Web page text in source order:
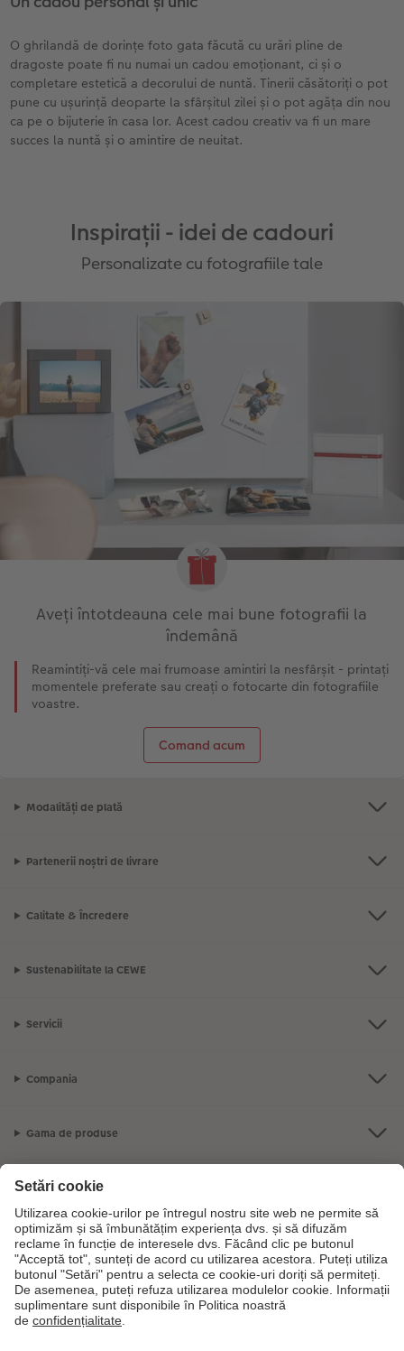
O ghrilandă de dorințe foto gata făcută cu urări pline de
dragoste poate fi nu numai un cadou emoționant, ci și o
completare estetică a decorului de nuntă. Tinerii căsătoriți o pot
pune cu ușurință deoparte la sfârșitul zilei și o pot agăța din nou
ca pe o bijuterie în casa lor. Acest cadou creativ va fi un mare
succes la nuntă și o amintire de neuitat.
Inspirații - idei de cadouri
Personalizate cu fotografiile tale
Aveți întotdeauna cele mai bune fotografii la
îndemână
Reamintiți-vă cele mai frumoase amintiri la nesfârșit - printați
momentele preferate sau creați o fotocarte din fotografiile
voastre.
Comand acum
Modalități de plată
Partenerii noștri de livrare
Calitate & Încredere
Sustenabilitate la CEWE
Servicii
Compania
Gama de produse
CEWE Fotolumea